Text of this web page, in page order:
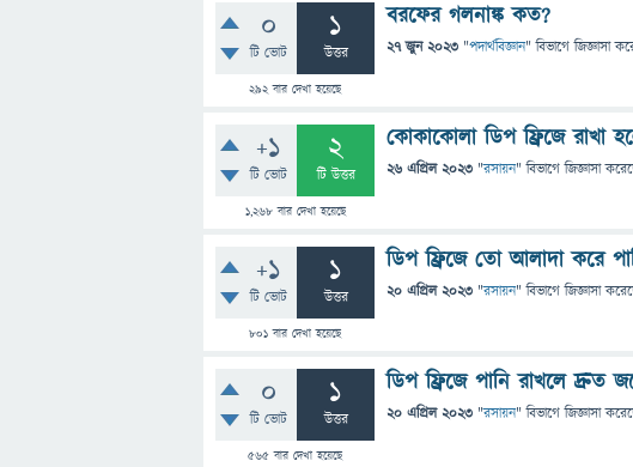
0
টি ভোট
1
উত্তর
292বার দেখা হয়েছে
বরফের গলনাঙ্ক কত?
27 জুন 2023 "পদার্থবিজ্ঞান" বিভাগে জিজ্ঞাসা
+1
টি ভোট
2
টি উত্তর
1,268বার দেখা হয়েছে
কোকাকোলা ডিপ ফ্রিজে রাখা
26 এপ্রিল 2023 "রসায়ন" বিভাগে জিজ্ঞাসা
+1
টি ভোট
1
উত্তর
801 বার দেখা হয়েছে
ডিপ ফ্রিজে তো আলাদা করে
20 এপ্রিল 2023 "রসায়ন" বিভাগে জিজ্ঞাসা
0
টি ভোট
1
উত্তর
565 বার দেখা হয়েছে
ডিপ ফ্রিজে পানি রাখলে দ্রুত
20 এপ্রিল 2023 "রসায়ন" বিভাগে জিজ্ঞাসা